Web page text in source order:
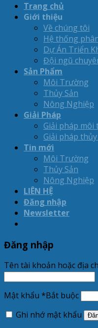
Trang chủ
Giới thiệu
Về chúng tôi
Hệ thống
Dự Án Triển
Đội ngũ
Sản Phẩm
Môi Trường
Thủy Sản
Nông Nghiệp
Giải Pháp
Giải pháp
Giải pháp
Tin mới
Môi Trường
Thủy Sản
Nông Nghiệp
LIÊN HỆ
Đăng nhập
Newsletter
Đăng nhập
Tên tài khoản hoặc địa
Mật khẩu *Bắt buộc
Ghi nhớ mật khẩu